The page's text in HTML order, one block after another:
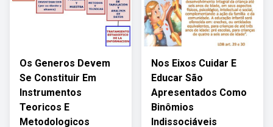
Os Generos Devem
Se Constituir Em
Instrumentos
Teoricos E
Metodologicos
Nos Eixos Cuidar E
Educar São
Apresentados Como
Binômios
Indissociáveis